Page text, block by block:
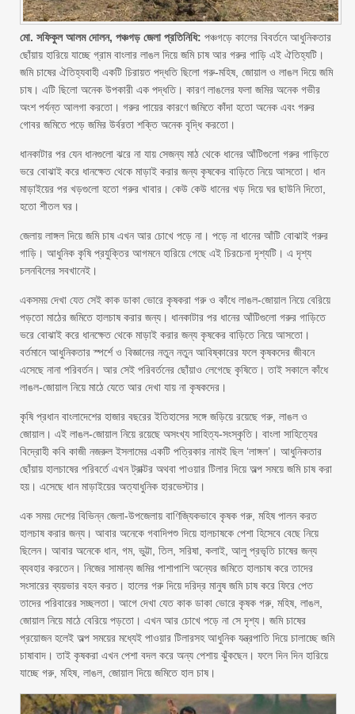
মো. সফিকুল আলম দোলন, পঞ্চগড় জেলা প্রতিনিধি: পঞ্চগড়ে কালের বিবর্তনে আধুনিকতার
ছোঁয়ায় হারিয়ে যাচ্ছে গ্রাম বাংলার লাঙল দিয়ে জমি চাষ আর গরুর গাড়ি এই ঐতিহ্যটি।
জমি চাষের ঐতিহ্যবাহী একটি চিরায়ত পদ্ধতি ছিলো গরু-মহিষ, জোয়াল ও লাঙল দিয়ে জমি
চাষ। এটি ছিলো অনেক উপকারী এক পদ্ধতি। কারণ লাঙলের ফলা জমির অনেক গভীর
অংশ পর্যন্ত আলগা করতো। গরুর পায়ের কারণে জমিতে কাঁদা হতো অনেক এবং গরুর
গোবর জমিতে পড়ে জমির উর্বরতা শক্তি অনেক বৃদ্ধি করতো।
ধানকাটার পর যেন ধানগুলো ঝরে না যায় সেজন্য মাঠ থেকে ধানের আঁটিগুলো গরুর গাড়িতে
ভরে বোঝাই করে ধানক্ষেত থেকে মাড়াই করার জন্য কৃষকের বাড়িতে নিয়ে আসতো। ধান
মাড়াইয়ের পর খড়গুলো হতো গরুর খাবার। কেউ কেউ ধানের খড় দিয়ে ঘর ছাউনি দিতো,
হতো শীতল ঘর।
জেলায় লাঙ্গল দিয়ে জমি চাষ এখন আর চোখে পড়ে না। পড়ে না ধানের আঁটি বোঝাই গরুর
গাড়ি। আধুনিক কৃষি প্রযুক্তির আগমনে হারিয়ে গেছে এই চিরচেনা দৃশ্যটি। এ দৃশ্য
চলনবিলের সবখানেই।
একসময় দেখা যেত সেই কাক ডাকা ভোরে কৃষকরা গরু ও কাঁধে লাঙল-জোয়াল নিয়ে বেরিয়ে
পড়তো মাঠের জমিতে হালচাষ করার জন্য। ধানকাটার পর ধানের আঁটিগুলো গরুর গাড়িতে
ভরে বোঝাই করে ধানক্ষেত থেকে মাড়াই করার জন্য কৃষকের বাড়িতে নিয়ে আসতো।
বর্তমানে আধুনিকতার স্পর্শে ও বিজ্ঞানের নতুন নতুন আবিষ্কারের ফলে কৃষকদের জীবনে
এসেছে নানা পরিবর্তন। আর সেই পরিবর্তনের ছোঁয়াও লেগেছে কৃষিতে। তাই সকালে কাঁধে
লাঙল-জোয়াল নিয়ে মাঠে যেতে আর দেখা যায় না কৃষকদের।
কৃষি প্রধান বাংলাদেশের হাজার বছরের ইতিহাসের সঙ্গে জড়িয়ে রয়েছে গরু, লাঙল ও
জোয়াল। এই লাঙল-জোয়াল নিয়ে রয়েছে অসংখ্য সাহিত্য-সংস্কৃতি। বাংলা সাহিত্যের
বিদ্রোহী কবি কাজী নজরুল ইসলামের একটি পত্রিকার নামই ছিল ‘লাঙ্গল’। আধুনিকতার
ছোঁয়ায় হালচাষের পরিবর্তে এখন ট্রাক্টর অথবা পাওয়ার টিলার দিয়ে অল্প সময়ে জমি চাষ করা
হয়। এসেছে ধান মাড়াইয়ের অত্যাধুনিক হারভেস্টার।
এক সময় দেশের বিভিন্ন জেলা-উপজেলায় বাণিজ্যিকভাবে কৃষক গরু, মহিষ পালন করত
হালচাষ করার জন্য। আবার অনেকে গবাদিপশু দিয়ে হালচাষকে পেশা হিসেবে বেছে নিয়ে
ছিলেন। আবার অনেকে ধান, গম, ভুট্টা, তিল, সরিষা, কলাই, আলু প্রভৃতি চাষের জন্য
ব্যবহার করতেন। নিজের সামান্য জমির পাশাপাশি অন্যের জমিতে হালচাষ করে তাদের
সংসারের ব্যয়ভার বহন করত। হালের গরু দিয়ে দরিদ্র মানুষ জমি চাষ করে ফিরে পেত
তাদের পরিবারের সচ্ছলতা। আগে দেখা যেত কাক ডাকা ভোরে কৃষক গরু, মহিষ, লাঙল,
জোয়াল নিয়ে মাঠে বেরিয়ে পড়তো। এখন আর চোখে পড়ে না সে দৃশ্য। জমি চাষের
প্রয়োজন হলেই অল্প সময়ের মধ্যেই পাওয়ার টিলারসহ আধুনিক যন্ত্রপাতি দিয়ে চালাচ্ছে জমি
চাষাবাদ। তাই কৃষকরা এখন পেশা বদল করে অন্য পেশায় ঝুঁকছেন। ফলে দিন দিন হারিয়ে
যাচ্ছে গরু, মহিষ, লাঙল, জোয়াল দিয়ে জমিতে হাল চাষ।